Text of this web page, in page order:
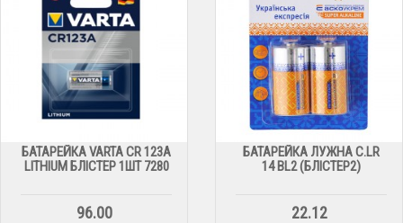
БАТАРЕЙКА VARTA CR 123А
LITHIUM БЛІСТЕР 1ШТ 7280
96.00
БАТАРЕЙКА ЛУЖНА C.LR
14 BL2 (БЛІСТЕР2)
22.12